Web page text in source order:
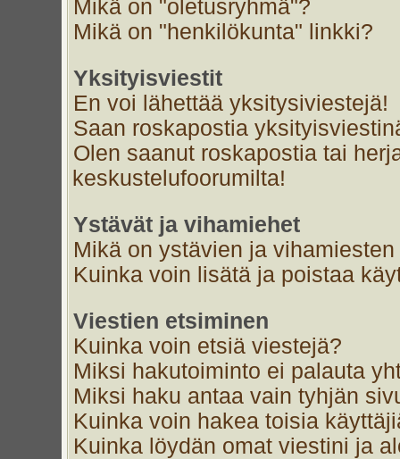
Mikä on "oletusryhmä"?
Mikä on "henkilökunta" linkki?
Yksityisviestit
En voi lähettää yksitysiviestejä!
Saan roskapostia
Olen saanut roskapostia tai
keskustelufoorumilta!
Ystävät ja vihamiehet
Mikä on ystävien ja
Kuinka voin lisätä ja poistaa
Viestien etsiminen
Kuinka voin etsiä viestejä?
Miksi hakutoiminto ei palauta
Miksi haku antaa vain tyhjän
Kuinka voin hakea toisia
Kuinka löydän omat viestini ja